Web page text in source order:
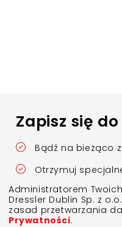
Zapisz się do
Bądź na bieżąco
Otrzymuj
Administratorem
Dressler Dublin Sp. z
zasad przetwarzania
Prywatności.